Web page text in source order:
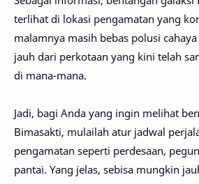
terlihat di lokasi pengamatan yang
malamnya masih bebas polusi
jauh dari perkotaan yang kini telah
di mana-mana.
Jadi, bagi Anda yang ingin melihat
Bimasakti, mulailah atur jadwal
pengamatan seperti perdesaan,
pantai. Yang jelas, sebisa mungkin